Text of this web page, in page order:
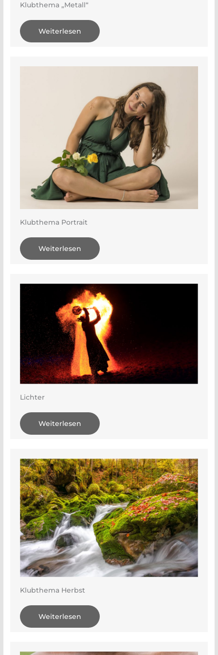
Klubthema „Metall“
Weiterlesen
Klubthema Portrait
Weiterlesen
Lichter
Weiterlesen
Klubthema Herbst
Weiterlesen